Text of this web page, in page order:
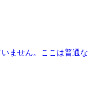
ません。ここは普通な